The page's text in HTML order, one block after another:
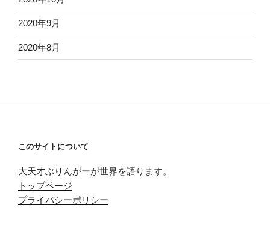
2020年9月
2020年8月
このサイトについて
大天才ぶりんがーが世界を語ります。
トップページ
プライバシーポリシー